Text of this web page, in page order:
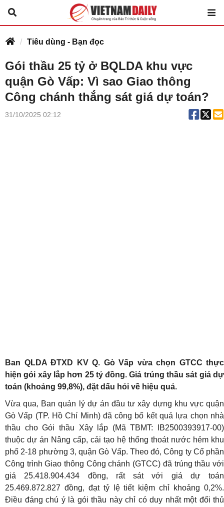
Tiêu dùng - Bạn đọc
Gói thầu 25 tỷ ở BQLDA khu vực
quận Gò Vấp: Vì sao Giao thông
Công chánh thắng sát giá dự toán?
31/10/2025 02:12
Ban QLDA ĐTXD KV Q. Gò Vấp vừa chọn GTCC thực
hiện gói xây lắp hơn 25 tỷ đồng. Giá trúng thầu sát giá dự
toán (khoảng 99,8%), đặt dấu hỏi về hiệu quả.
Vừa qua, Ban quản lý dự án đầu tư xây dựng khu vực quận
Gò Vấp (TP. Hồ Chí Minh) đã công bố kết quả lựa chọn nhà
thầu cho Gói thầu Xây lắp (Mã TBMT: IB2500393917-00)
thuộc dự án Nâng cấp, cải tạo hệ thống thoát nước hẻm khu
phố 2-18 phường 3, quận Gò Vấp. Theo đó, Công ty Cổ phần
Công trình Giao thông Công chánh (GTCC) đã trúng thầu với
giá 25.418.904.434 đồng, rất sát với giá dự toán
25.469.872.827 đồng, đạt tỷ lệ tiết kiệm chỉ khoảng 0,2%.
Điều đáng chú ý là gói thầu này chỉ có duy nhất một đối thủ